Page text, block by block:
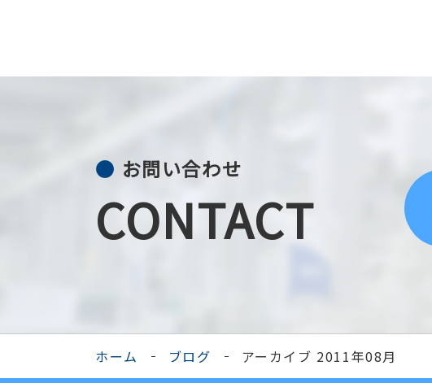
CONTACT
お問い合わせ
ホーム ブログ アーカイブ 2011年08月